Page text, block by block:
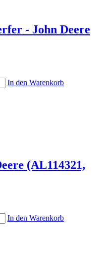
- John Deere
In den Warenkorb
(AL114321,
In den Warenkorb